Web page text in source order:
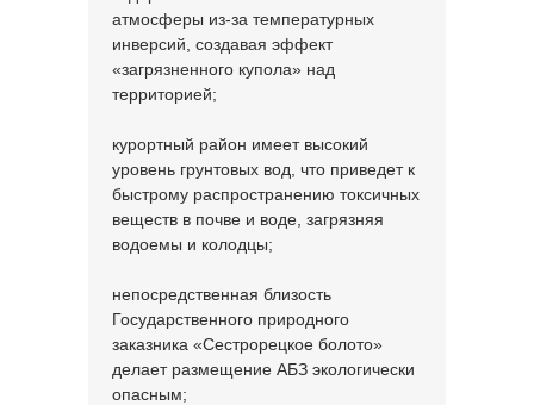
атмосферы из-за температурных
инверсий, создавая эффект
«загрязненного купола» над
территорией;
курортный район имеет высокий
уровень грунтовых вод, что приведет к
быстрому распространению токсичных
веществ в почве и воде, загрязняя
водоемы и колодцы;
непосредственная близость
Государственного природного
заказника «Сестрорецкое болото»
делает размещение АБЗ экологически
опасным;